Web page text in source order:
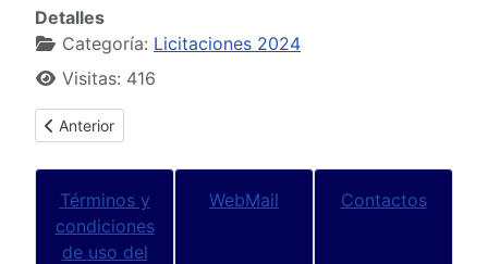
Detalles
Categoría: Licitaciones 2024
Visitas: 416
Artículo anterior: Pliego Licitación abreviada 03/24
Anterior
Términos y
condiciones
de uso del
WebMail Contactos